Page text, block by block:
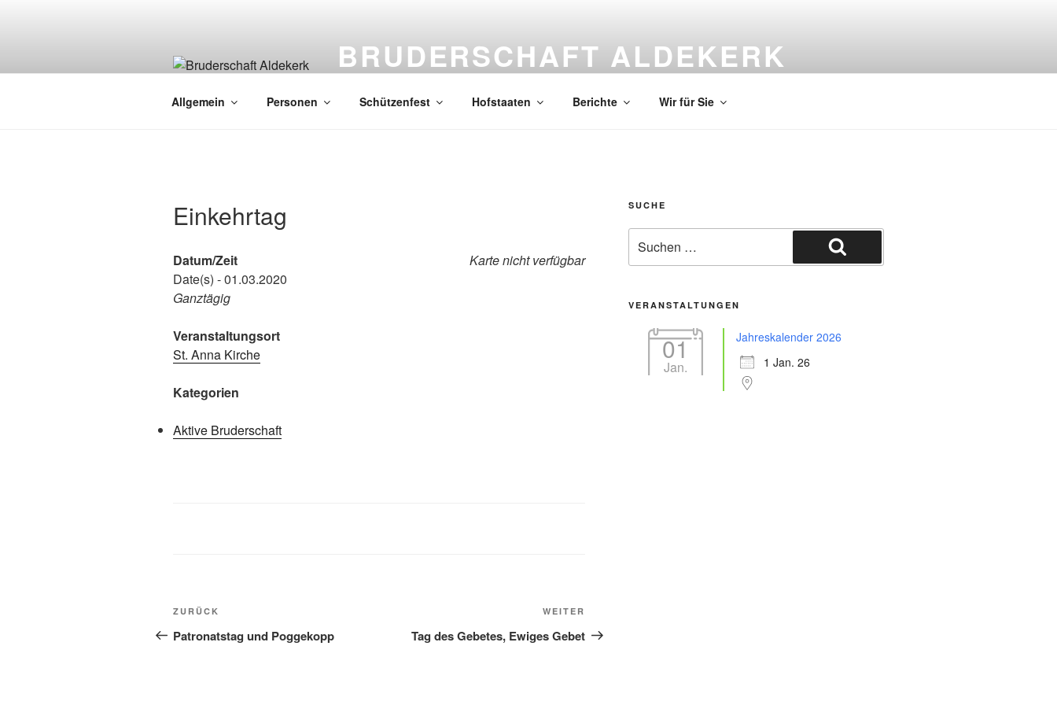
BRUDERSCHAFT ALDEKERK
Allgemein Personen Schützenfest Hofstaaten Berichte Wir für Sie
Einkehrtag
Karte nicht verfügbar
Datum/Zeit
Date(s) - 01.03.2020
Ganztägig
Veranstaltungsort
St. Anna Kirche
Kategorien
Aktive Bruderschaft
Beitragsnavigation
Vorheriger
Beitrag
ZURÜCK
Patronatstag und Poggekopp
Beitrag
WEITER
Tag des Gebetes, Ewiges Gebet
SUCHE
nach:
Suchen
VERANSTALTUNGEN
01
Jan.
Jahreskalender 2026
1 Jan. 26